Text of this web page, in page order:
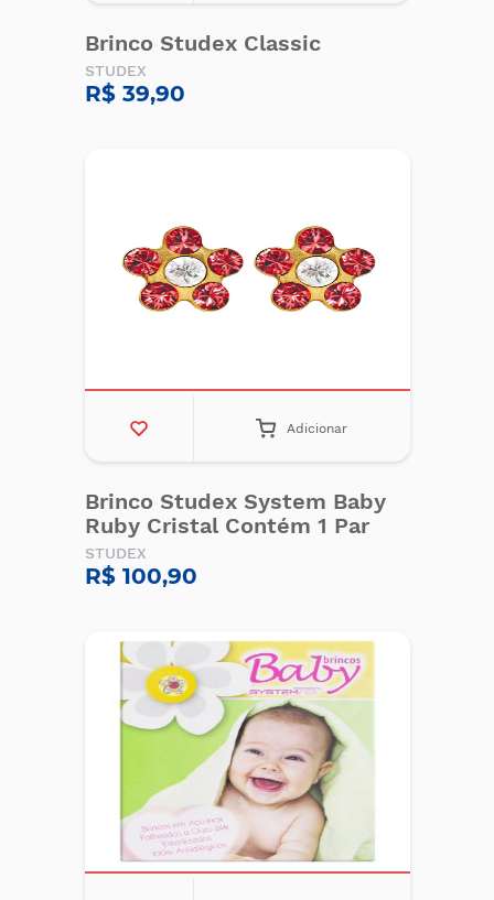
Brinco Studex Classic
STUDEX
R$ 39,90
Adicionar
Brinco Studex System Baby
Ruby Cristal Contém 1 Par
STUDEX
R$ 100,90